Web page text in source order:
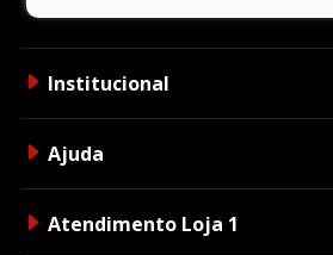
Institucional
Ajuda
Atendimento Loja 1